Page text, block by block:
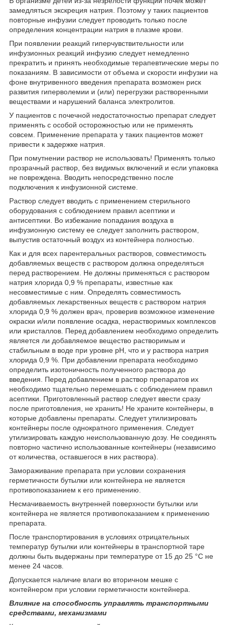
замедляться экскреция натрия. Поэтому у таких пациентов
повторные инфузии следует проводить только после
определения концентрации натрия в плазме крови.
При появлении реакций гиперчувствительности или
инфузионных реакций инфузию следует немедленно
прекратить и принять необходимые терапевтические меры по
показаниям. В зависимости от объема и скорости инфузии на
фоне внутривенного введения препарата возможен риск
развития гиперволемии и (или) перегрузки растворенными
веществами и нарушений баланса электролитов.
У пациентов с почечной недостаточностью препарат следует
применять с особой осторожностью или не применять
совсем. Применение препарата у таких пациентов может
привести к задержке натрия.
При помутнении раствор не использовать! Применять только
прозрачный раствор, без видимых включений и если упаковка
не повреждена. Вводить непосредственно после
подключения к инфузионной системе.
Раствор следует вводить с применением стерильного
оборудования с соблюдением правил асептики и
антисептики. Во избежание попадания воздуха в
инфузионную систему ее следует заполнить раствором,
выпустив остаточный воздух из контейнера полностью.
Как и для всех парентеральных растворов, совместимость
добавляемых веществ с раствором должна определяться
перед растворением. Не должны применяться с раствором
натрия хлорида 0,9 % препараты, известные как
несовместимые с ним. Определять совместимость
добавляемых лекарственных веществ с раствором натрия
хлорида 0,9 % должен врач, проверив возможное изменение
окраски и/или появление осадка, нерастворимых комплексов
или кристаллов. Перед добавлением необходимо определить
является ли добавляемое вещество растворимым и
стабильным в воде при уровне рН, что и у раствора натрия
хлорида 0,9 %. При добавлении препарата необходимо
определить изотоничность полученного раствора до
введения. Перед добавлением в раствор препаратов их
необходимо тщательно перемешать с соблюдением правил
асептики. Приготовленный раствор следует ввести сразу
после приготовления, не хранить! Не храните контейнеры, в
которые добавлены препараты. Следует утилизировать
контейнеры после однократного применения. Следует
утилизировать каждую неиспользованную дозу. Не соединять
повторно частично использованные контейнеры (независимо
от количества, оставшегося в них раствора).
Замораживание препарата при условии сохранения
герметичности бутылки или контейнера не является
противопоказанием к его применению.
Несмачиваемость внутренней поверхности бутылки или
контейнера не является противопоказанием к применению
препарата.
После транспортирования в условиях отрицательных
температур бутылки или контейнеры в транспортной таре
должны быть выдержаны при температуре от 15 до 25 °С не
менее 24 часов.
Допускается наличие влаги во вторичном мешке с
контейнером при условии герметичности контейнера.
Влияние на способность управлять транспортными
средствами, механизмами